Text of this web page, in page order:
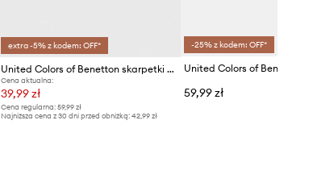
extra -5% z kodem: OFF*
United Colors of Benetton skarpetki dziecięce 4-pack
Cena aktualna:
39,99 zł
Cena regularna:59,99 zł
Najniższa cena z 30 dni przed obniżką:42,99 zł
-25% z kodem: OFF*
59,99 zł